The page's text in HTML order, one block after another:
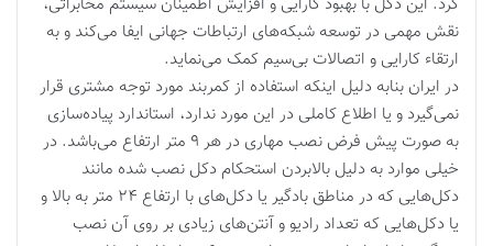
کرد. این دکل با بهبود کارایی و افزایش اطمینان سیستم مخابراتی،
نقش مهمی در توسعه شبکه‌های ارتباطات جهانی ایفا می‌کند و به
ارتقاء کارایی و اتصالات بی‌سیم کمک می‌نماید.
در ایران بنابه دلیل اینکه استفاده از کمربند مورد توجه مشتری قرار
نمی‌گیرد و یا اطلاع کاملی در این مورد ندارد، استاندارد‌ پیاده‌سازی
به صورت پیش فرض نصب مهاری در هر ۹ متر ارتفاع می‌باشد. در
خیلی موارد به دلیل بالابردن استحکام دکل نصب شده مانند
دکل‌هایی که در مناطق بادگیر یا دکل‌های با ارتفاع ۲۴ متر به بالا و
یا دکل‌هایی که تعداد رادیو و آنتن‌های زیادی بر روی آن نصب